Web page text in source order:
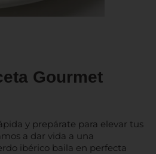
Gourmet
y prepárate para elevar tus
a dar vida a una
ibérico baila en perfecta